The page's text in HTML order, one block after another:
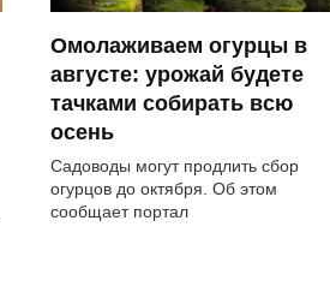
Омолаживаем огурцы в
августе: урожай будете
тачками собирать всю
осень
Садоводы могут продлить сбор
огурцов до октября. Об этом
сообщает портал